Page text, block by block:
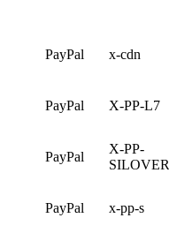
PayPal x-cdn
PayPal X-PP-L7
PayPal
X-PP-
SILOVER
PayPal x-pp-s